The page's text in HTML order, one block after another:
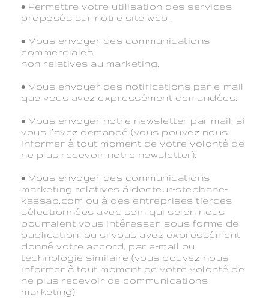
• Permettre votre utilisation des services
proposés sur notre site web.
• Vous envoyer des communications
commerciales
non relatives au marketing.
• Vous envoyer des notifications par e-mail
que vous avez expressément demandées.
• Vous envoyer notre newsletter par mail, si
vous l’avez demandé (vous pouvez nous
informer à tout moment de votre volonté de
ne plus recevoir notre newsletter).
• Vous envoyer des communications
marketing relatives à docteur-stephane-
kassab.com ou à des entreprises tierces
sélectionnées avec soin qui selon nous
pourraient vous intéresser, sous forme de
publication, ou si vous avez expressément
donné votre accord, par e-mail ou
technologie similaire (vous pouvez nous
informer à tout moment de votre volonté de
ne plus recevoir de communications
marketing).